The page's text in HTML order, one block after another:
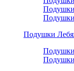
Подушки
Подушки
Подушки